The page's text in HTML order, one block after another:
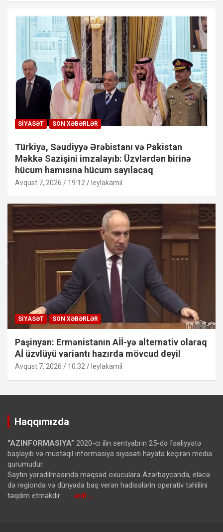
SIYASƏT SON XƏBƏRLƏR
Türkiyə, Səudiyyə Ərəbistanı və Pakistan
Məkkə Sazişini imzalayıb: Üzvlərdən birinə
hücum hamısına hücum sayılacaq
Avqust 7, 2026 / 19:12 leylakamil
SIYASƏT SON XƏBƏRLƏR
Paşinyan: Ermənistanın Aİİ-yə alternativ olaraq
Aİ üzvlüyü variantı hazırda mövcud deyil
Avqust 7, 2026 / 10:32 leylakamil
Haqqımızda
“AZINFORMASIYA” 2020-cı ilin sentyabrın 25-də fəaliyyətə
başlayıb və müstəqil informasiya siyasəti həyata keçirən media
qurumudur.
Saytın yaradılmasında məqsəd oxuculara Azərbaycanda, eləcə
də regionda və dünyada baş verən hadisələrin operativ təhlilini
təqdim etməkdir ardı …